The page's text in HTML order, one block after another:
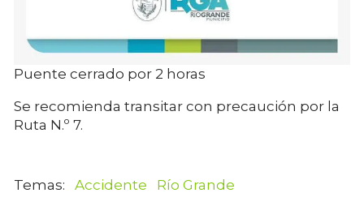
Puente cerrado por 2 horas
Se recomienda transitar con precaución por la
Ruta N.º 7.
Accidente Río Grande